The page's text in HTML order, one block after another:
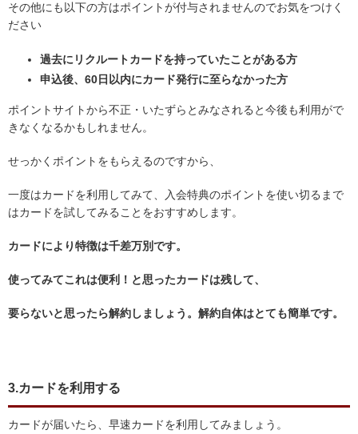
その他にも以下の方はポイントが付与されませんのでお気をつけく
ださい
過去にリクルートカードを持っていたことがある方
申込後、60日以内にカード発行に至らなかった方
ポイントサイトから不正・いたずらとみなされると今後も利用がで
きなくなるかもしれません。
せっかくポイントをもらえるのですから、
一度はカードを利用してみて、入会特典のポイントを使い切るまで
はカードを試してみることをおすすめします。
カードにより特徴は千差万別です。
使ってみてこれは便利！と思ったカードは残して、
要らないと思ったら解約しましょう。解約自体はとても簡単です。
3.カードを利用する
カードが届いたら、早速カードを利用してみましょう。